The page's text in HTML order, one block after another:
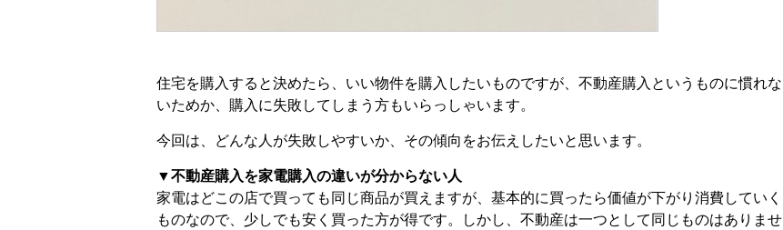
住宅を購入すると決めたら、いい物件を購入したいものですが、不動産購入というものに慣れな
いためか、購入に失敗してしまう方もいらっしゃいます。
今回は、どんな人が失敗しやすいか、その傾向をお伝えしたいと思います。
▼不動産購入を家電購入の違いが分からない人
家電はどこの店で買っても同じ商品が買えますが、基本的に買ったら価値が下がり消費していく
ものなので、少しでも安く買った方が得です。しかし、不動産は一つとして同じものはありませ